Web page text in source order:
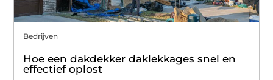
Bedrijven
Hoe een dakdekker daklekkages snel en
effectief oplost